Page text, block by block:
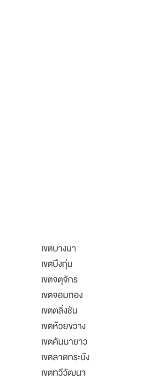
เขตบางนา
เขตบึงกุ่ม
เขตจตุจักร
เขตจอมทอง
เขตตลิ่งชัน
เขตห้วยขวาง
เขตคันนายาว
เขตลาดกระบัง
เขตทวีวัฒนา